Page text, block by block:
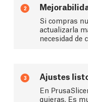
2
Si compras
actualizarla
necesidad de
3 Ajustes
En
quieras. Es